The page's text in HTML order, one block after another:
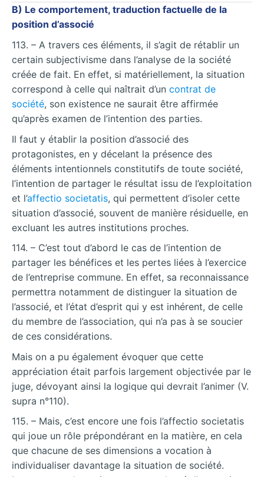
B) Le comportement, traduction factuelle de la
position d’associé
113. – A travers ces éléments, il s’agit de rétablir un
certain subjectivisme dans l’analyse de la société
créée de fait. En effet, si matériellement, la situation
correspond à celle qui naîtrait d’un contrat de
société, son existence ne saurait être affirmée
qu’après examen de l’intention des parties.
Il faut y établir la position d’associé des
protagonistes, en y décelant la présence des
éléments intentionnels constitutifs de toute société,
l’intention de partager le résultat issu de l’exploitation
et l’affectio societatis, qui permettent d’isoler cette
situation d’associé, souvent de manière résiduelle, en
excluant les autres institutions proches.
114. – C’est tout d’abord le cas de l’intention de
partager les bénéfices et les pertes liées à l’exercice
de l’entreprise commune. En effet, sa reconnaissance
permettra notamment de distinguer la situation de
l’associé, et l’état d’esprit qui y est inhérent, de celle
du membre de l’association, qui n’a pas à se soucier
de ces considérations.
Mais on a pu également évoquer que cette
appréciation était parfois largement objectivée par le
juge, dévoyant ainsi la logique qui devrait l’animer (V.
supra n°110).
115. – Mais, c’est encore une fois l’affectio societatis
qui joue un rôle prépondérant en la matière, en cela
que chacune de ses dimensions a vocation à
individualiser davantage la situation de société.